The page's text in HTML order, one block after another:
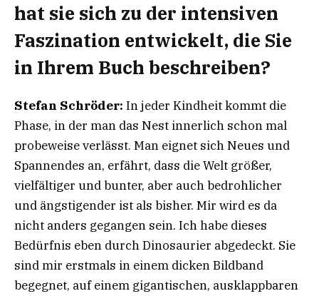
hat sie sich zu der intensiven
Faszination entwickelt, die Sie
in Ihrem Buch beschreiben?
Stefan Schröder: In jeder Kindheit kommt die
Phase, in der man das Nest innerlich schon mal
probeweise verlässt. Man eignet sich Neues und
Spannendes an, erfährt, dass die Welt größer,
vielfältiger und bunter, aber auch bedrohlicher
und ängstigender ist als bisher. Mir wird es da
nicht anders gegangen sein. Ich habe dieses
Bedürfnis eben durch Dinosaurier abgedeckt. Sie
sind mir erstmals in einem dicken Bildband
begegnet, auf einem gigantischen, ausklappbaren